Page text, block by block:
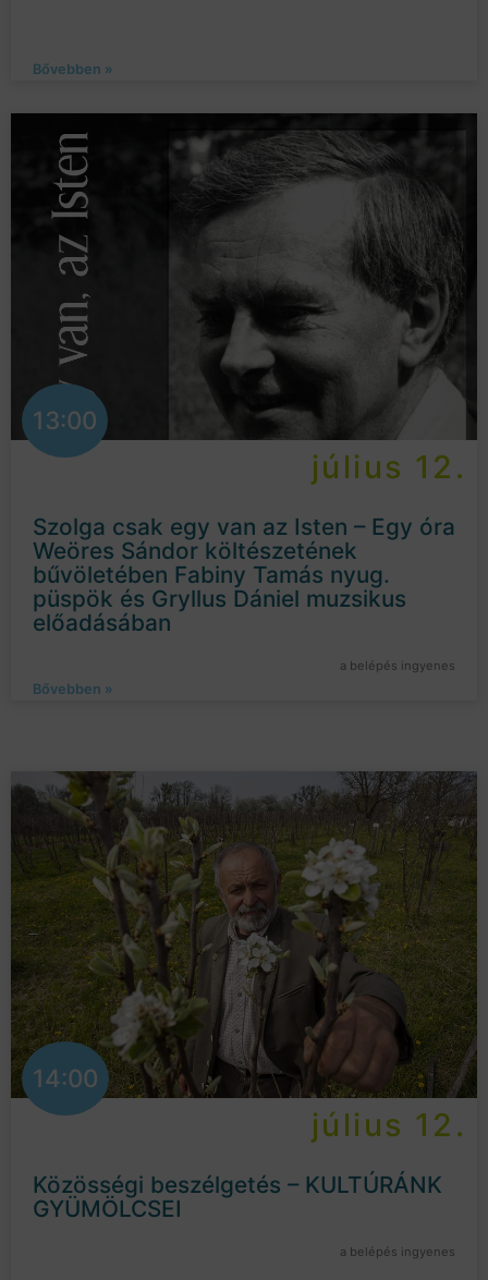
Bővebben »
13:00
július 12.
Szolga csak egy van az Isten – Egy óra
Weöres Sándor költészetének
bűvöletében Fabiny Tamás nyug.
püspök és Gryllus Dániel muzsikus
előadásában
a belépés ingyenes
Bővebben »
14:00
július 12.
Közösségi beszélgetés – KULTÚRÁNK
GYÜMÖLCSEI
a belépés ingyenes